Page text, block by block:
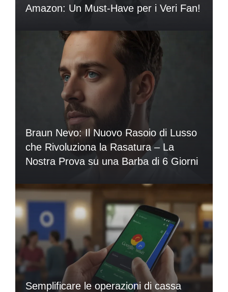
Amazon: Un Must-Have per i Veri Fan!
Braun Nevo: Il Nuovo Rasoio di Lusso
che Rivoluziona la Rasatura – La
Nostra Prova su una Barba di 6 Giorni
Semplificare le operazioni di cassa